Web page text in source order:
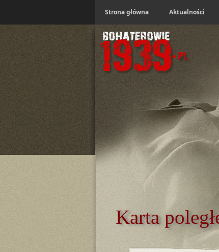
Strona główna Aktualności
Karta